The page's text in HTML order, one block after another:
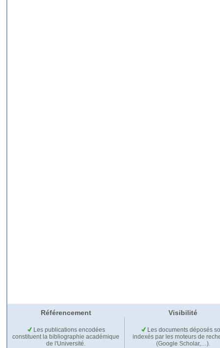
Référencement Visibilité
Les publications encodées
constituent la bibliographie académique
de l'Université.
Les documents déposés
indexés par les moteurs de
(Google Scholar,…).